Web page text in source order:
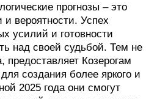
прогнозы – это
вероятности. Успех
усилий и готовности
над своей судьбой. Тем не
Козерогам
создания более яркого и
2025 года они смогут